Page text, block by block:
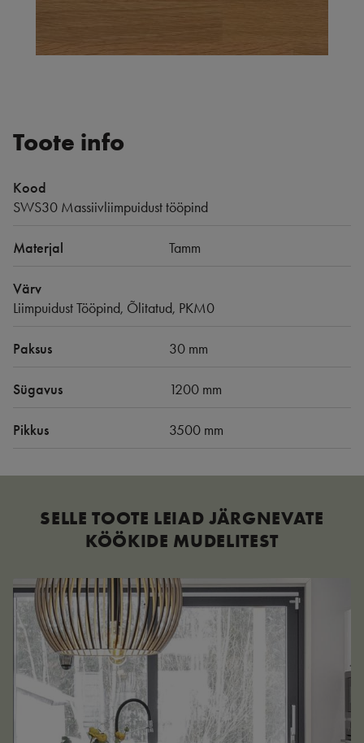
Toote info
Kood
SWS30 Massiivliimpuidust tööpind
Materjal Tamm
Värv
Liimpuidust Tööpind, Õlitatud, PKM0
Paksus 30 mm
Sügavus 1200 mm
Pikkus 3500 mm
SELLE TOOTE LEIAD JÄRGNEVATE
KÖÖKIDE MUDELITEST